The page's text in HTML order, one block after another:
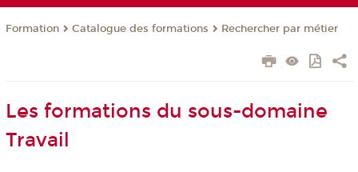
Formation Catalogue des formations Rechercher par métier
Les formations du sous-domaine
Travail